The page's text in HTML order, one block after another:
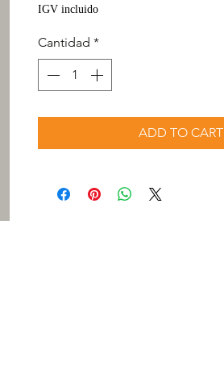
IGV incluido
Cantidad *
ADD TO CART